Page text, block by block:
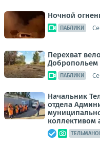
Ночной
ПАБЛИКИ
Перехват
Добропольем
ПАБЛИКИ
Начальник
отдела
коллективом